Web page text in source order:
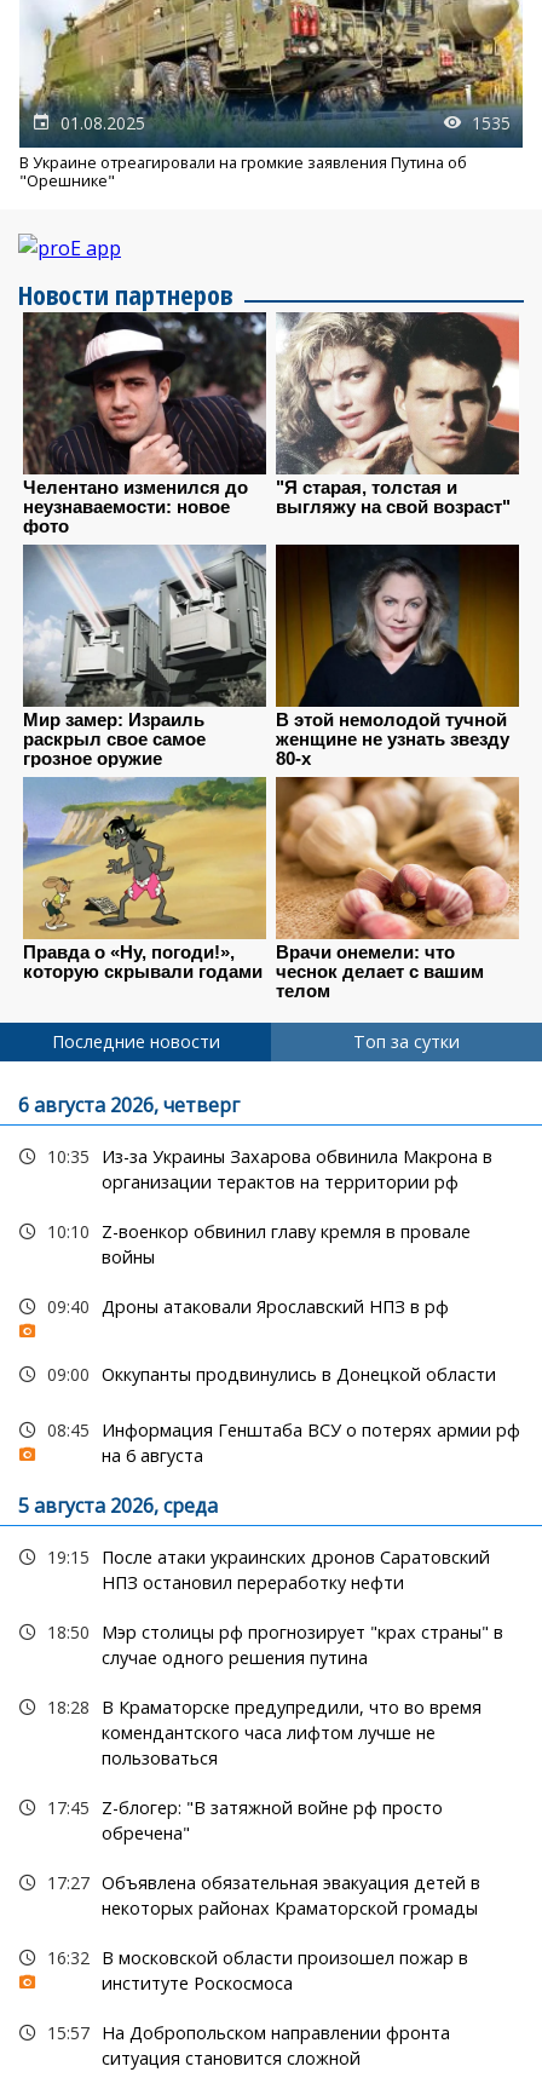
01.08.2025 1535
В Украине отреагировали на громкие заявления Путина об
"Орешнике"
Новости партнеров
Последние новости Топ за сутки
6 августа 2026, четверг
10:35
Из-за Украины Захарова обвинила Макрона в
организации терактов на территории рф
10:10
Z-военкор обвинил главу кремля в провале
войны
09:40 Дроны атаковали Ярославский НПЗ в рф
09:00 Оккупанты продвинулись в Донецкой области
08:45
Информация Генштаба ВСУ о потерях армии рф
на 6 августа
5 августа 2026, среда
19:15
После атаки украинских дронов Саратовский
НПЗ остановил переработку нефти
18:50
Мэр столицы рф прогнозирует "крах страны" в
случае одного решения путина
18:28
В Краматорске предупредили, что во время
комендантского часа лифтом лучше не
пользоваться
17:45
Z-блогер: "В затяжной войне рф просто
обречена"
17:27 Объявлена обязательная эвакуация детей в
некоторых районах Краматорской громады
16:32 В московской области произошел пожар в
институте Роскосмоса
15:57 На Добропольском направлении фронта
ситуация становится сложной